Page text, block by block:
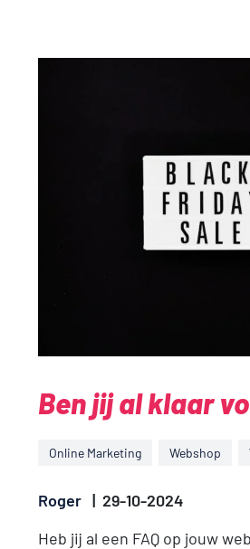
Ben jij al klaar
Online Marketing Webshop
Roger | 29-10-2024
Heb jij al een FAQ op jouw